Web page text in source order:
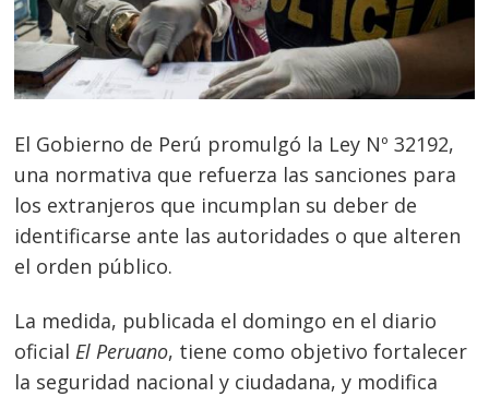
El Gobierno de Perú promulgó la Ley Nº 32192,
una normativa que refuerza las sanciones para
los extranjeros que incumplan su deber de
identificarse ante las autoridades o que alteren
el orden público.
La medida, publicada el domingo en el diario
oficialEl Peruano, tiene como objetivo fortalecer
la seguridad nacional y ciudadana, y modifica